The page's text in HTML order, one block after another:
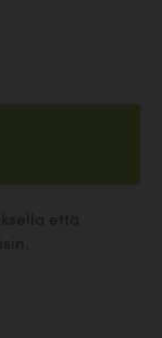
että